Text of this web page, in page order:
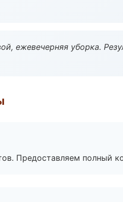
ежевечерняя уборка.
Предоставляем полный